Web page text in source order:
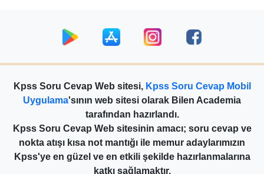
Kpss Soru Cevap Web sitesi, Kpss Soru Cevap Mobil
Uygulama'sının web sitesi olarak Bilen Academia
tarafından hazırlandı.
Kpss Soru Cevap Web sitesinin amacı; soru cevap ve
nokta atışı kısa not mantığı ile memur adaylarımızın
Kpss'ye en güzel ve en etkili şekilde hazırlanmalarına
katkı sağlamaktır.